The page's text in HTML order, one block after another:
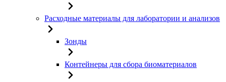
Расходные материалы для лаборатории и анализов
Зонды
Контейнеры для сбора биоматериалов